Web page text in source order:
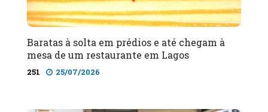
Baratas à solta em prédios e até chegam à
mesa de um restaurante em Lagos
251 25/07/2026